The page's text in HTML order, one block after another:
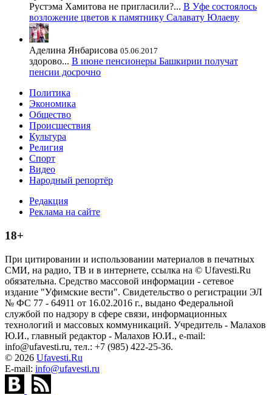
Рустэма Хамитова не пригласили?... В Уфе состоялось
возложение цветов к памятнику Салавату Юлаеву
Аделина Янбарисова 05.06.2017
здорово... В июне пенсионеры Башкирии получат
пенсии досрочно
Политика
Экономика
Общество
Происшествия
Культура
Религия
Спорт
Видео
Народный репортёр
Редакция
Реклама на сайте
18+
При цитировании и использовании материалов в печатных
СМИ, на радио, ТВ и в интернете, ссылка на © Ufavesti.Ru
обязательна. Средство массовой информации - сетевое
издание "Уфимские вести". Свидетельство о регистрации ЭЛ
№ ФС 77 - 64911 от 16.02.2016 г., выдано Федеральной
службой по надзору в сфере связи, информационных
технологий и массовых коммуникаций. Учредитель - Малахов
Ю.И., главный редактор - Малахов Ю.И., e-mail:
info@ufavesti.ru, тел.: +7 (985) 422-25-36.
© 2026 Ufavesti.Ru
E-mail: info@ufavesti.ru